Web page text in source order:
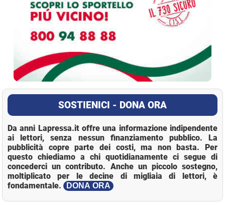
SOSTIENICI - DONA ORA
Da anni Lapressa.it offre una informazione indipendente
ai lettori, senza nessun finanziamento pubblico. La
pubblicità copre parte dei costi, ma non basta. Per
questo chiediamo a chi quotidianamente ci segue di
concederci un contributo. Anche un piccolo sostegno,
moltiplicato per le decine di migliaia di lettori, è
fondamentale.
DONA ORA